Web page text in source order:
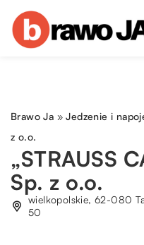
Brawo Ja »Jedzenie i
z o.o.
„STRAUSS
Sp. z o.o.
wielkopolskie, 62-080
50